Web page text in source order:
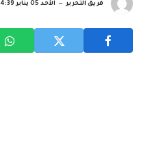
فريق التحرير الأحد 05 يناير 4:39 م